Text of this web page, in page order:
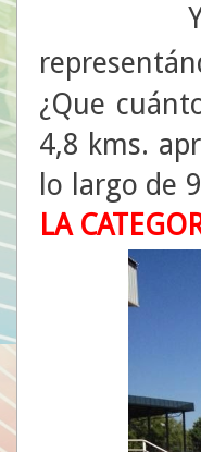
Y hoy
¿Que
4,8 kms.
lo largo de
LA